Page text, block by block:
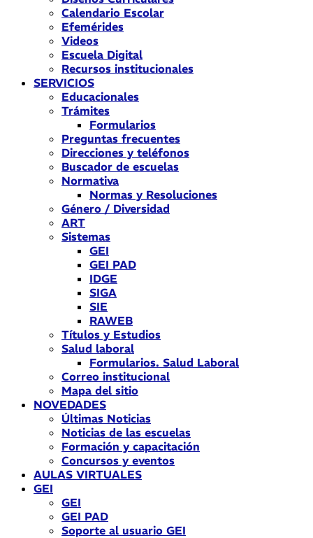
Calendario Escolar
Efemérides
Videos
Escuela Digital
Recursos institucionales
SERVICIOS
Educacionales
Trámites
Formularios
Preguntas frecuentes
Direcciones y teléfonos
Buscador de escuelas
Normativa
Normas y Resoluciones
Género / Diversidad
ART
Sistemas
GEI
GEI PAD
IDGE
SIGA
SIE
RAWEB
Títulos y Estudios
Salud laboral
Formularios. Salud Laboral
Correo institucional
Mapa del sitio
NOVEDADES
Últimas Noticias
Noticias de las escuelas
Formación y capacitación
Concursos y eventos
AULAS VIRTUALES
GEI
GEI
GEI PAD
Soporte al usuario GEI